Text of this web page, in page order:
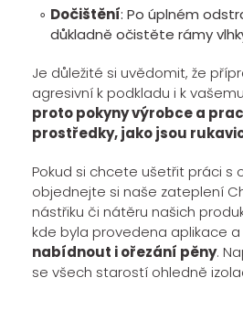
Dočištění: Po úplném
důkladně očistěte rámy
Je důležité si uvědomit, že
agresivní k podkladu i k
proto pokyny výrobce a
prostředky, jako jsou
Pokud si chcete ušetřit práci s
objednejte si naše zateplení
nástřiku či nátěru našich
kde byla provedena aplikace a
nabídnout i ořezání pěny.
se všech starostí ohledně